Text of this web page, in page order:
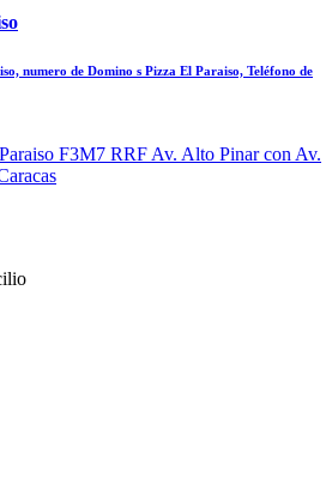
numero de Domino s Pizza El Paraiso, Teléfono de
F3M7 RRF Av. Alto Pinar con Av.